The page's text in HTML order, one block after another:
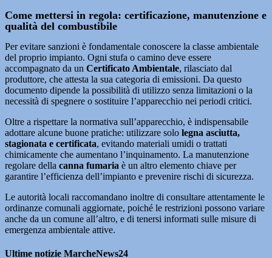
Come mettersi in regola: certificazione, manutenzione e
qualità del combustibile
Per evitare sanzioni è fondamentale conoscere la classe ambientale
del proprio impianto. Ogni stufa o camino deve essere
accompagnato da un Certificato Ambientale, rilasciato dal
produttore, che attesta la sua categoria di emissioni. Da questo
documento dipende la possibilità di utilizzo senza limitazioni o la
necessità di spegnere o sostituire l’apparecchio nei periodi critici.
Oltre a rispettare la normativa sull’apparecchio, è indispensabile
adottare alcune buone pratiche: utilizzare solo legna asciutta,
stagionata e certificata, evitando materiali umidi o trattati
chimicamente che aumentano l’inquinamento. La manutenzione
regolare della canna fumaria è un altro elemento chiave per
garantire l’efficienza dell’impianto e prevenire rischi di sicurezza.
Le autorità locali raccomandano inoltre di consultare attentamente le
ordinanze comunali aggiornate, poiché le restrizioni possono variare
anche da un comune all’altro, e di tenersi informati sulle misure di
emergenza ambientale attive.
Ultime notizie MarcheNews24